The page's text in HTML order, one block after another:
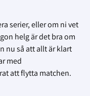
serier, eller om ni vet
helg är det bra om
nu så att allt är klart
med
att flytta matchen.